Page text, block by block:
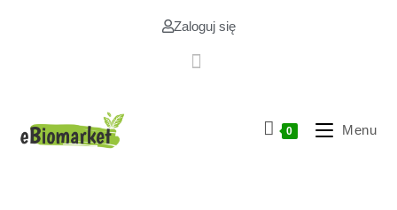
Zaloguj się
0 Menu